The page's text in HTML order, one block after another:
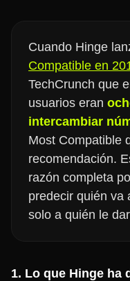
Cuando Hinge
Compatible en
TechCrunch que
usuarios eran
intercambiar
Most Compatible
recomendación.
razón completa
predecir quién va
solo a quién le
1. Lo que Hinge ha